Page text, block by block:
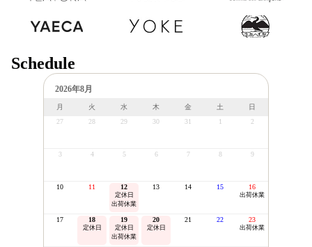
GARCONS
YAECA
YOKE 浅野商店
Schedule
2026年8月
月 火 水 木 金 土
日
27
28 29 30 31 1 2
3 4 5 6 7 8 9
10 11 12
定休日
出荷休業
13 14 15 16
出荷休業
17 18
定休日
19
定休日
出荷休業
20
定休日
21 22 23
出荷休業